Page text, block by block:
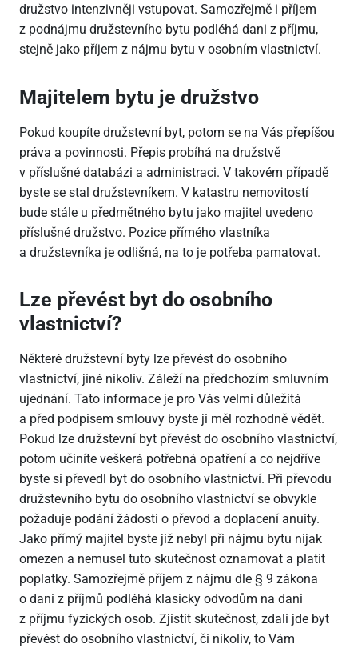
družstvo intenzivněji vstupovat. Samozřejmě i příjem
z podnájmu družstevního bytu podléhá dani z příjmu,
stejně jako příjem z nájmu bytu v osobním vlastnictví.
Majitelem bytu je družstvo
Pokud koupíte družstevní byt, potom se na Vás přepíšou
práva a povinnosti. Přepis probíhá na družstvě
v příslušné databázi a administraci. V takovém případě
byste se stal družstevníkem. V katastru nemovitostí
bude stále u předmětného bytu jako majitel uvedeno
příslušné družstvo. Pozice přímého vlastníka
a družstevníka je odlišná, na to je potřeba pamatovat.
Lze převést byt do osobního
vlastnictví?
Některé družstevní byty lze převést do osobního
vlastnictví, jiné nikoliv. Záleží na předchozím smluvním
ujednání. Tato informace je pro Vás velmi důležitá
a před podpisem smlouvy byste ji měl rozhodně vědět.
Pokud lze družstevní byt převést do osobního vlastnictví,
potom učiníte veškerá potřebná opatření a co nejdříve
byste si převedl byt do osobního vlastnictví. Při převodu
družstevního bytu do osobního vlastnictví se obvykle
požaduje podání žádosti o převod a doplacení anuity.
Jako přímý majitel byste již nebyl při nájmu bytu nijak
omezen a nemusel tuto skutečnost oznamovat a platit
poplatky. Samozřejmě příjem z nájmu dle § 9 zákona
o dani z příjmů podléhá klasicky odvodům na dani
z příjmu fyzických osob. Zjistit skutečnost, zdali jde byt
převést do osobního vlastnictví, či nikoliv, to Vám